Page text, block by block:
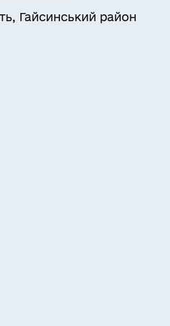
Гайсинський район